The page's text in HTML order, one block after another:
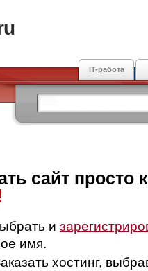
IT-работа
сайт просто
и
имя.
хостинг,